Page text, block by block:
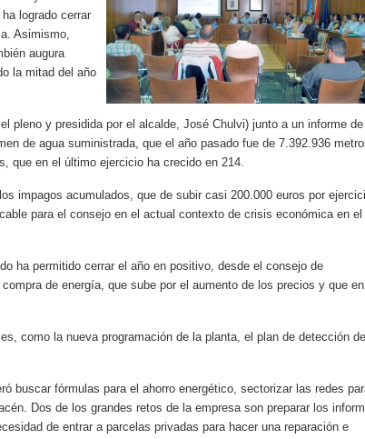
logrado cerrar
Asimismo,
augura
la mitad del año
pleno y presidida por el alcalde, José Chulvi) junto a un informe de
de agua suministrada, que el año pasado fue de 7.392.936
que en el último ejercicio ha crecido en 214.
impagos acumulados, que de subir casi 200.000 euros por
para el consejo en el actual contexto de crisis económica en el
ha permitido cerrar el año en positivo, desde el consejo de
de energía, que sube por el aumento de los precios y que en
como la nueva programación de la planta, el plan de detección
buscar fórmulas para el ahorro energético, sectorizar las redes
Dos de los grandes retos de la empresa son preparar los
de entrar a parcelas privadas para hacer una reparación e